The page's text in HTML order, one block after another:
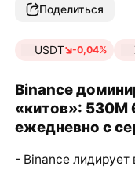
Поделиться
USDT -0,04%
Binance
«китов»: 530M
ежедневно с
- Binance лидирует